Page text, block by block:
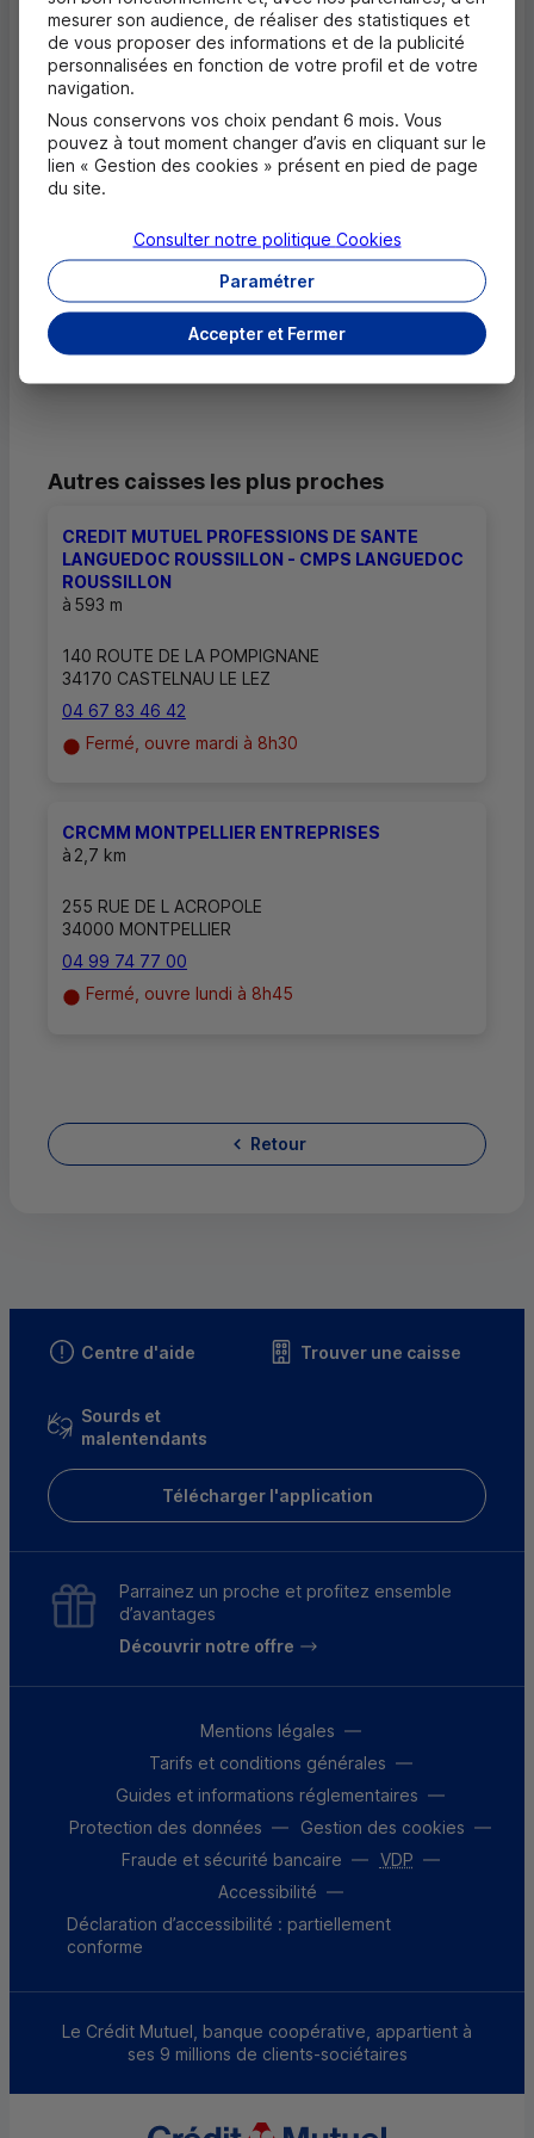
Masquer
Questions fréquentes
Quels documents sont nécessaires à
l'ouverture d'un compte pour un majeur ?
Où trouver les numéros d'urgence ?
Comment savoir si mon agence a des
horaires d'ouverture dédiés uniquement
aux rendez-vous ?
Autres caisses les plus proches
CREDIT MUTUEL PROFESSIONS DE SANTE
LANGUEDOC ROUSSILLON - CMPS LANGUEDOC
ROUSSILLON
à 593 m
140 ROUTE DE LA POMPIGNANE
34170 CASTELNAU LE LEZ
04 67 83 46 42
Fermé, ouvre mardi à 8h30
CRCMM MONTPELLIER ENTREPRISES
à 2,7 km
255 RUE DE L ACROPOLE
34000 MONTPELLIER
04 99 74 77 00
Fermé, ouvre lundi à 8h45
Retour
Centre d'aide Trouver une caisse
Sourds et
malentendants
Télécharger l'application
Parrainez un proche et profitez ensemble
d’avantages
Découvrir notre offre
Mentions légales
Tarifs et conditions générales
Guides et informations réglementaires
Protection des données
Gestion des cookies
Fraude et sécurité bancaire
VDP
Accessibilité
Déclaration d’accessibilité : partiellement
conforme
Le Crédit Mutuel, banque coopérative, appartient à
ses 9 millions de clients-sociétaires
mesurer son audience, de réaliser des statistiques et
de vous proposer des informations et de la publicité
personnalisées en fonction de votre profil et de votre
navigation.
Nous conservons vos choix pendant 6 mois. Vous
pouvez à tout moment changer d’avis en cliquant sur le
lien « Gestion des cookies » présent en pied de page
du site.
Accepter et Fermer
Paramétrer
Consulter notre politique Cookies